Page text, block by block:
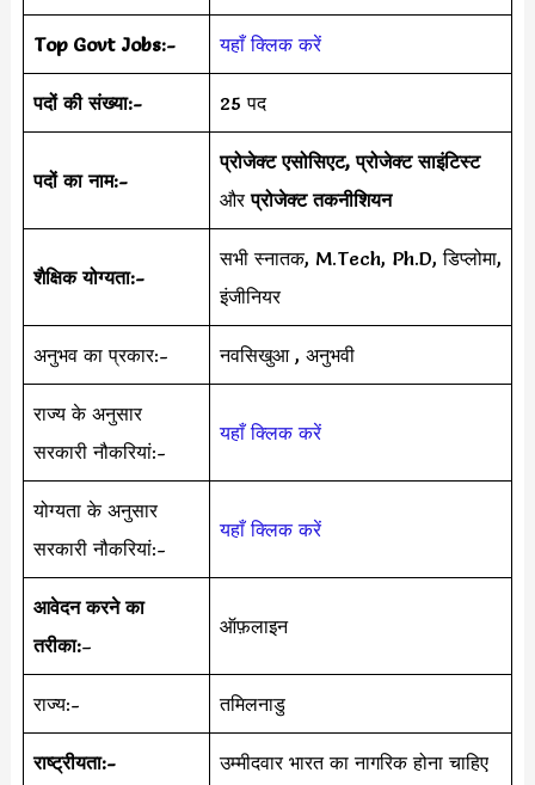
Top Govt Jobs:- यहाँ क्लिक करें
पदों की संख्या:- 25 पद
पदों का नाम:-
प्रोजेक्ट एसोसिएट, प्रोजेक्ट साइंटिस्ट
औरप्रोजेक्ट तकनीशियन
शैक्षिक योग्यता:-
सभी स्नातक, M.Tech, Ph.D, डिप्लोमा,
इंजीनियर
अनुभव का प्रकार:- नवसिखुआ , अनुभवी
राज्य के अनुसार
सरकारी नौकरियां:-
यहाँ क्लिक करें
योग्यता के अनुसार
सरकारी नौकरियां:-
यहाँ क्लिक करें
आवेदन करने का
तरीका:–
ऑफ़लाइन
राज्य:- तमिलनाडु
राष्ट्रीयता:- उम्मीदवार भारत का नागरिक होना चाहिए